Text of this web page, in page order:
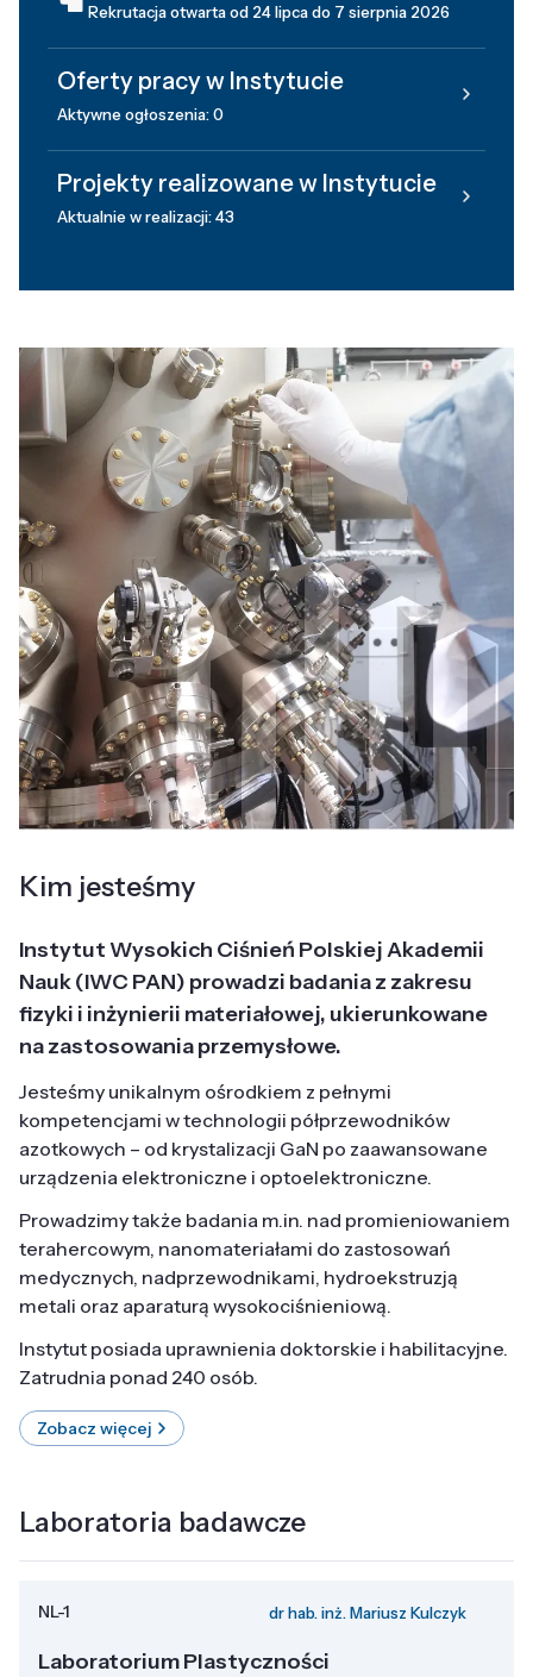
Rekrutacja otwarta od 24 lipca do 7 sierpnia 2026
Oferty pracy w Instytucie
Aktywne ogłoszenia: 0
Projekty realizowane w Instytucie
Aktualnie w realizacji: 43
Kim jesteśmy
Instytut Wysokich Ciśnień Polskiej Akademii
Nauk (IWC PAN) prowadzi badania z zakresu
fizyki i inżynierii materiałowej, ukierunkowane
na zastosowania przemysłowe.
Jesteśmy unikalnym ośrodkiem z pełnymi
kompetencjami w technologii półprzewodników
azotkowych – od krystalizacji GaN po zaawansowane
urządzenia elektroniczne i optoelektroniczne.
Prowadzimy także badania m.in. nad promieniowaniem
terahercowym, nanomateriałami do zastosowań
medycznych, nadprzewodnikami, hydroekstruzją
metali oraz aparaturą wysokociśnieniową.
Instytut posiada uprawnienia doktorskie i habilitacyjne.
Zatrudnia ponad 240 osób.
Zobacz więcej
Laboratoria badawcze
NL-1 dr hab. inż. Mariusz Kulczyk
Laboratorium Plastyczności